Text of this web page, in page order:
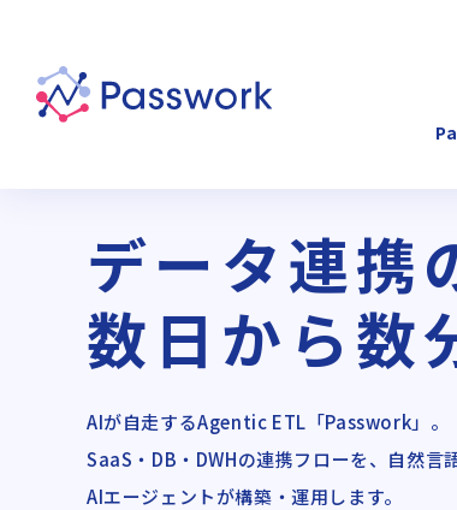
データ連携
数日から数
AIが自走するAgentic ETL「Passwork」。
SaaS・DB・DWHの連携フローを、 自然言
AIエージェントが構築・運用します。